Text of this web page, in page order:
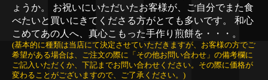
ょうか。 お祝いにいただいたお客様が、ご自分でまた食
べたいと買いにきてくださる方がとても多いです。 和心
こめてあの人へ、真心こもった手作り煎餅を・・・。
(基本的に種類は当店にて決定させていただきますが、お客様の方でご
希望がある場合は、ご注文の際に「その他お問い合わせ」の備考欄に
ご記入いただくか、下記までお問い合わせください。その際に価格が
変わることがございますので、ご了承ください。)